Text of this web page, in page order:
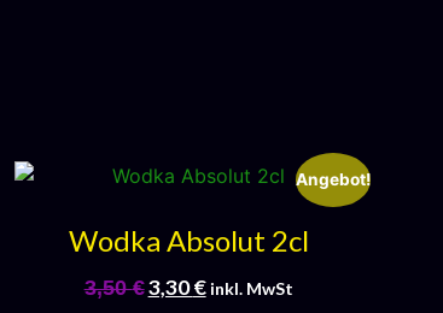
Angebot!
Wodka Absolut 2cl
3,50€3,30€ inkl. MwSt